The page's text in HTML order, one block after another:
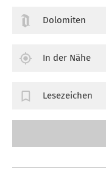
Dolomiten
In der Nähe
Lesezeichen